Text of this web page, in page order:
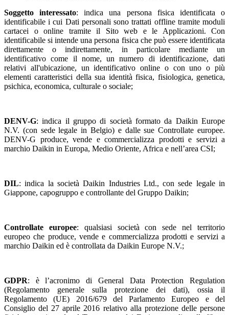
Soggetto interessato: indica una persona fisica identificata o
identificabile i cui Dati personali sono trattati offline tramite moduli
cartacei o online tramite il Sito web e le Applicazioni. Con
identificabile si intende una persona fisica che può essere identificata
direttamente o indirettamente, in particolare mediante un
identificativo come il nome, un numero di identificazione, dati
relativi all'ubicazione, un identificativo online o con uno o più
elementi caratteristici della sua identità fisica, fisiologica, genetica,
psichica, economica, culturale o sociale;
DENV-G: indica il gruppo di società formato da Daikin Europe
N.V. (con sede legale in Belgio) e dalle sue Controllate europee.
DENV-G produce, vende e commercializza prodotti e servizi a
marchio Daikin in Europa, Medio Oriente, Africa e nell’area CSI;
DIL: indica la società Daikin Industries Ltd., con sede legale in
Giappone, capogruppo e controllante del Gruppo Daikin;
Controllate europee: qualsiasi società con sede nel territorio
europeo che produce, vende e commercializza prodotti e servizi a
marchio Daikin ed è controllata da Daikin Europe N.V.;
GDPR: è l’acronimo di General Data Protection Regulation
(Regolamento generale sulla protezione dei dati), ossia il
Regolamento (UE) 2016/679 del Parlamento Europeo e del
Consiglio del 27 aprile 2016 relativo alla protezione delle persone